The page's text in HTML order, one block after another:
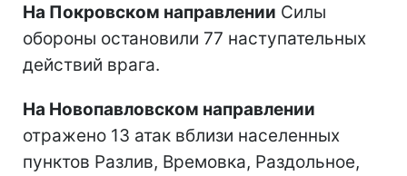
На Покровском направлении Силы
обороны остановили 77 наступательных
действий врага.
На Новопавловском направлении
отражено 13 атак вблизи населенных
пунктов Разлив, Времовка, Раздольное,